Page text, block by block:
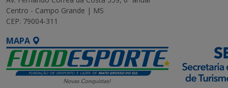
Centro - Campo Grande | MS
CEP: 79004-311
MAPA